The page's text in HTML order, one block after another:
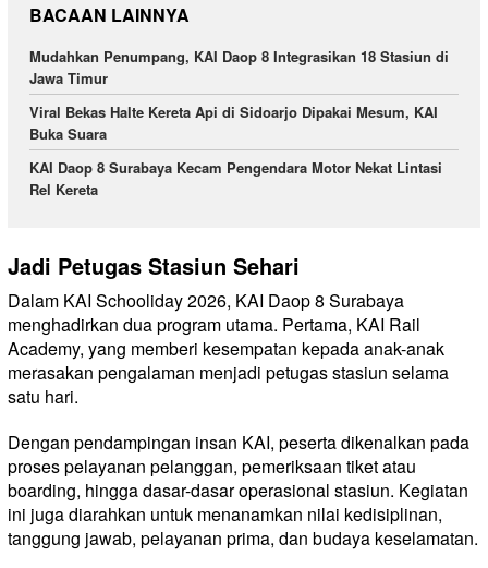
BACAAN LAINNYA
Mudahkan Penumpang, KAI Daop 8 Integrasikan 18 Stasiun di
Jawa Timur
Viral Bekas Halte Kereta Api di Sidoarjo Dipakai Mesum, KAI
Buka Suara
KAI Daop 8 Surabaya Kecam Pengendara Motor Nekat Lintasi
Rel Kereta
Jadi Petugas Stasiun Sehari
Dalam KAI Schooliday 2026, KAI Daop 8 Surabaya
menghadirkan dua program utama. Pertama, KAI Rail
Academy, yang memberi kesempatan kepada anak-anak
merasakan pengalaman menjadi petugas stasiun selama
satu hari.
Dengan pendampingan insan KAI, peserta dikenalkan pada
proses pelayanan pelanggan, pemeriksaan tiket atau
boarding, hingga dasar-dasar operasional stasiun. Kegiatan
ini juga diarahkan untuk menanamkan nilai kedisiplinan,
tanggung jawab, pelayanan prima, dan budaya keselamatan.